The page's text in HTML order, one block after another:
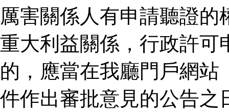
厲害關係人有申請聽證
重大利益關係，行政許可
的，應當在我廳門戶網
件作出審批意見的公告之